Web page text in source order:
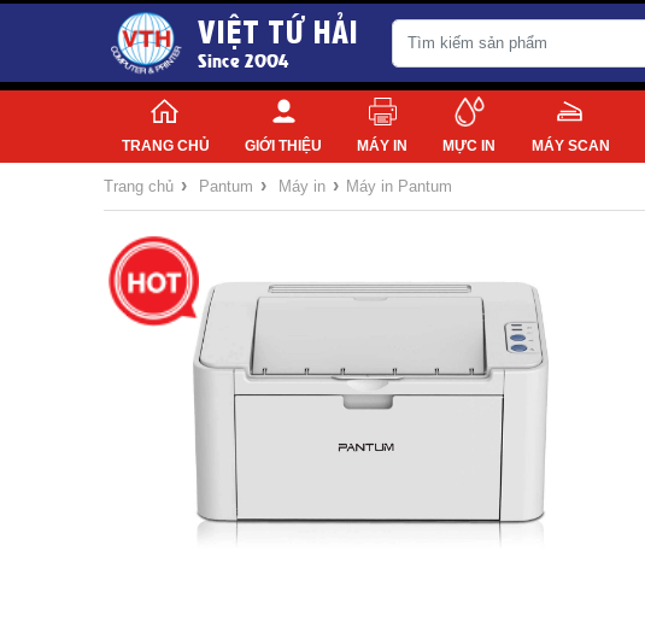
VIỆT TỨ HẢI
Since 2004
TRANG CHỦ GIỚI THIỆU MÁY IN MỰC IN MÁY SCAN
Trang chủ › Pantum › Máy in › Máy in Pantum